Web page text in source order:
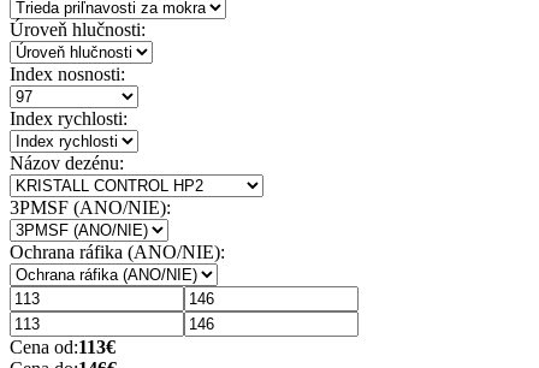
Úroveň hlučnosti:
Index nosnosti:
Index rychlosti:
Názov dezénu:
3PMSF (ANO/NIE):
Ochrana ráfika (ANO/NIE):
Cena od:113€